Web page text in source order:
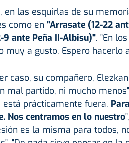
en las esquirlas de su
como en "Arrasate (12-22
9 ante Peña II-Albisu)". "En
muy a gusto. Espero hacerlo
caso, su compañero,
mal partido, ni mucho
está prácticamente fuera.
Nos centramos en lo nuestro
es la misma para todos,